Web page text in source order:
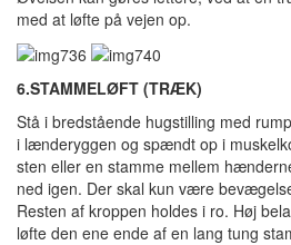
med at løfte på vejen op.
6.STAMMELØFT (TRÆK)
Stå i bredstående hugstilling med
i lænderyggen og spændt op i
sten eller en stamme mellem
ned igen. Der skal kun være
Resten af kroppen holdes i ro. Høj
løfte den ene ende af en lang tung